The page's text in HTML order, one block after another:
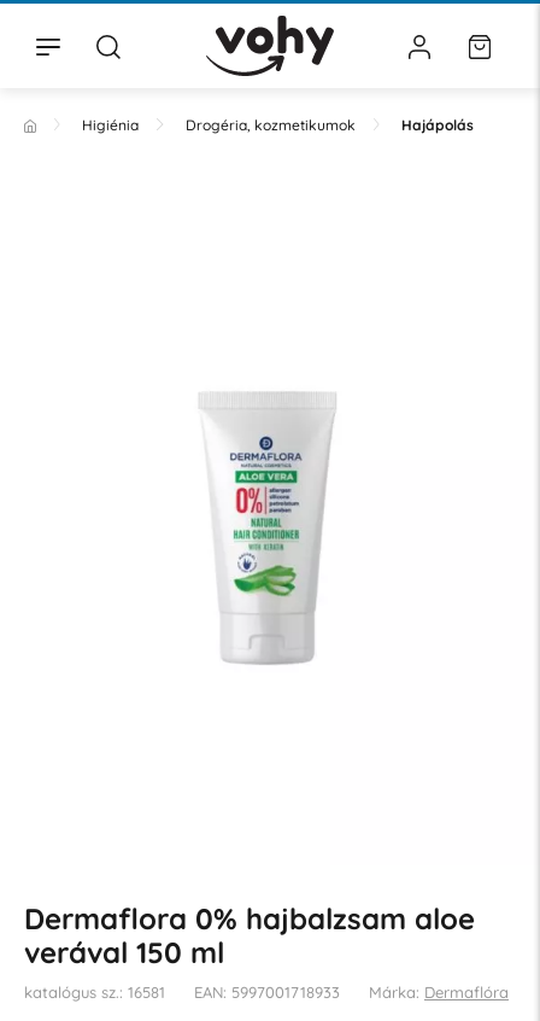
Higiénia Drogéria, kozmetikumok Hajápolás
Dermaflora 0% hajbalzsam aloe
verával 150 ml
katalógus sz.: 16581 EAN: 5997001718933 Márka: Dermaflóra